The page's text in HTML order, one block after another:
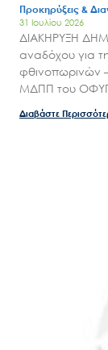
for:
Προκηρύξεις &
31 Ιουλίου 2026
ΔΙΑΚΗΡΥΞΗ
αναδόχου για
φθινοπωρινών
ΜΔΠΠ του
Διαβάστε